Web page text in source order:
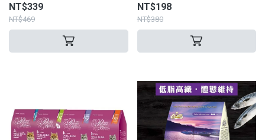
NT$339
NT$469
NT$198
NT$380